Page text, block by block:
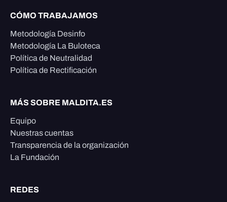
CÓMO TRABAJAMOS
Metodología Desinfo
Metodología La Buloteca
Política de Neutralidad
Política de Rectificación
MÁS SOBRE MALDITA.ES
Equipo
Nuestras cuentas
Transparencia de la organización
La Fundación
REDES